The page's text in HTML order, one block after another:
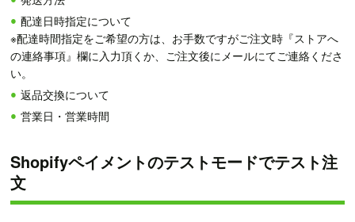
配達日時指定について
※配達時間指定をご希望の方は、お手数ですがご注文時『ストアへ
の連絡事項』欄に入力頂くか、ご注文後にメールにてご連絡くださ
い。
返品交換について
営業日・営業時間
Shopifyペイメントのテストモードでテスト注
文